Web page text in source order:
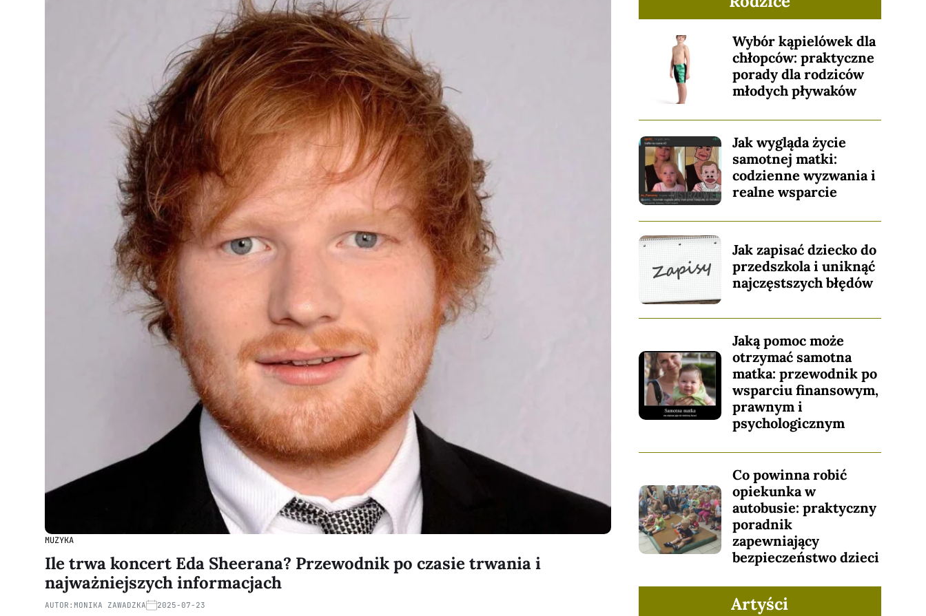
MUZYKA
Ile trwa koncert Eda Sheerana? Przewodnik po czasie trwania i
najważniejszych informacjach
AUTOR: MONIKA ZAWADZKA 2025-07-23
Wybór kąpielówek dla
chłopców: praktyczne
porady dla rodziców
młodych pływaków
Jak wygląda życie
samotnej matki:
codzienne wyzwania i
realne wsparcie
Jak zapisać dziecko do
przedszkola i uniknąć
najczęstszych błędów
Jaką pomoc może
otrzymać samotna
matka: przewodnik po
wsparciu finansowym,
prawnym i
psychologicznym
Co powinna robić
opiekunka w
autobusie: praktyczny
poradnik
zapewniający
bezpieczeństwo dzieci
Artyści